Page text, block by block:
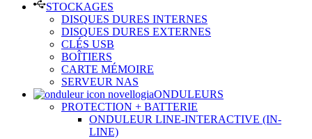
STOCKAGES
DISQUES DURES INTERNES
DISQUES DURES EXTERNES
CLÉS USB
BOÎTIERS
CARTE MÉMOIRE
SERVEUR NAS
ONDULEURS
PROTECTION + BATTERIE
ONDULEUR LINE-INTERACTIVE (IN-
LINE)